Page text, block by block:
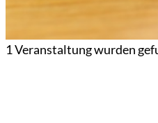
1 Veranstaltung wurden